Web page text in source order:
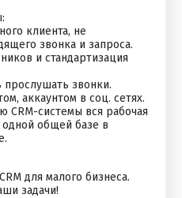
клиента, не
звонка и запроса.
и стандартизация
звонки.
аккаунтом в соц. сетях.
CRM-системы вся рабочая
общей базе в
для малого бизнеса.
задачи!